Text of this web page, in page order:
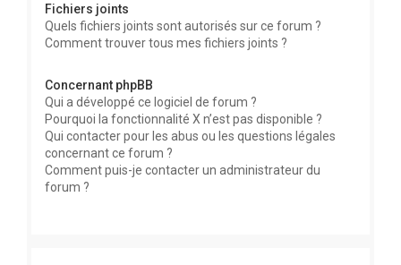
Fichiers joints
Quels fichiers joints sont autorisés sur ce forum ?
Comment trouver tous mes fichiers joints ?
Concernant phpBB
Qui a développé ce logiciel de forum ?
Pourquoi la fonctionnalité X n’est pas disponible ?
Qui contacter pour les abus ou les questions légales
concernant ce forum ?
Comment puis-je contacter un administrateur du
forum ?